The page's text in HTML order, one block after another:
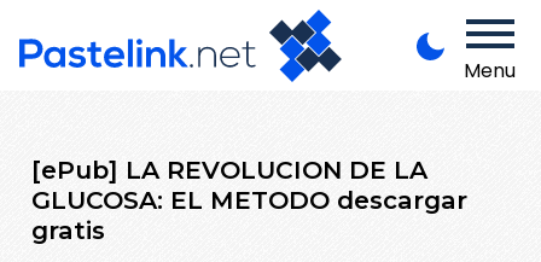
Menu
[ePub] LA REVOLUCION DE LA
GLUCOSA: EL METODO descargar
gratis